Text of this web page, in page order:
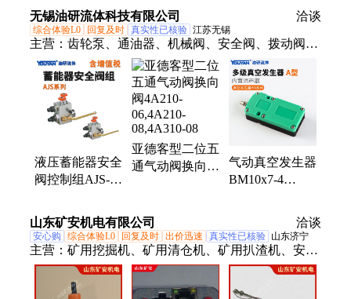
液压支架安全阀
钻 杆 接头材质
42洛钼
无锡油研流体科技有限公司 洽谈
综合体验L0 回复及时 真实性已核验 江苏无锡
主营： 齿轮泵、通油器、机械阀、安全阀、拨动阀、
磁滤器、消音器、隔膜泵、气动阀、背压阀、监视
器、电磁阀、挡板阀、振动器、止回阀、液压prt、高
压泵、平衡阀、方向阀、储气罐、储能器、放大器、
滤油器、溢流阀、逻辑阀、排气阀
液压蓄能器安全
阀控制组AJS-
20H,AJS-
32H,AJD-10H
亚德客型二位五
通气动阀换向阀
08,4A310-08
气动真空发生器
BM10x7-4
BM10x11
BM10x12
山东矿安机电有限公司 洽谈
安心购 综合体验L0 回复及时 出价迅速 真实性已核验 山东济宁
主营： 矿用挖掘机、矿用清仓机、矿用扒渣机、安全
阀、给煤机、无压风门、防水密闭门、气动隔膜泵、
滚轮罐耳、皮带综保、矿用锂离子蓄电池电源、矿用